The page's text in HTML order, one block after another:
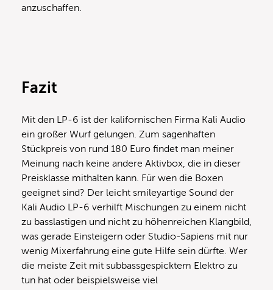
anzuschaffen.
Fazit
Mit den LP-6 ist der kalifornischen Firma Kali Audio
ein großer Wurf gelungen. Zum sagenhaften
Stückpreis von rund 180 Euro findet man meiner
Meinung nach keine andere Aktivbox, die in dieser
Preisklasse mithalten kann. Für wen die Boxen
geeignet sind? Der leicht smileyartige Sound der
Kali Audio LP-6 verhilft Mischungen zu einem nicht
zu basslastigen und nicht zu höhenreichen Klangbild,
was gerade Einsteigern oder Studio-Sapiens mit nur
wenig Mixerfahrung eine gute Hilfe sein dürfte. Wer
die meiste Zeit mit subbassgespicktem Elektro zu
tun hat oder beispielsweise viel